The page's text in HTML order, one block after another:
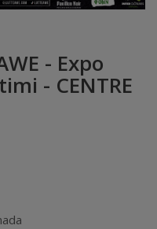
- Expo
- CENTRE